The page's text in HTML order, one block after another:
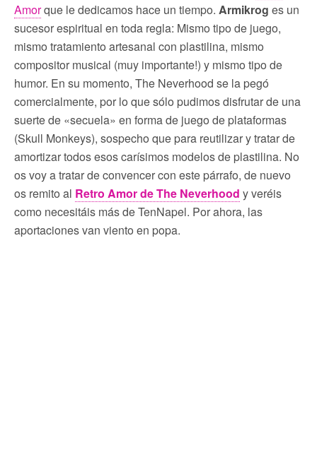
Amorque le dedicamos hace un tiempo. Armikrog es un
sucesor espiritual en toda regla: Mismo tipo de juego,
mismo tratamiento artesanal con plastilina, mismo
compositor musical (muy importante!) y mismo tipo de
humor. En su momento, The Neverhood se la pegó
comercialmente, por lo que sólo pudimos disfrutar de una
suerte de «secuela» en forma de juego de plataformas
(Skull Monkeys), sospecho que para reutilizar y tratar de
amortizar todos esos carísimos modelos de plastilina. No
os voy a tratar de convencer con este párrafo, de nuevo
os remito al Retro Amor de The Neverhood y veréis
como necesitáis más de TenNapel. Por ahora, las
aportaciones van viento en popa.